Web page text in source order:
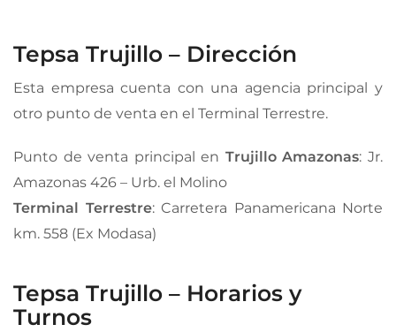
Tepsa Trujillo – Dirección
Esta empresa cuenta con una agencia principal y
otro punto de venta en el Terminal Terrestre.
Punto de venta principal en Trujillo Amazonas: Jr.
Amazonas 426 – Urb. el Molino
Terminal Terrestre: Carretera Panamericana Norte
km. 558 (Ex Modasa)
Tepsa Trujillo – Horarios y
Turnos